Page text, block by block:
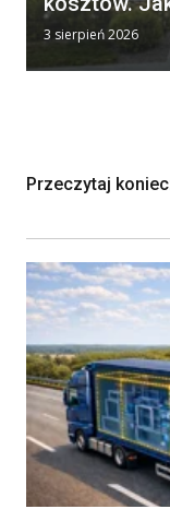
3 sierpień 2026
Przeczytaj